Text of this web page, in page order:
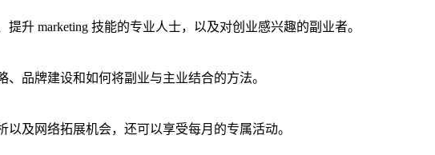
升 marketing 技能的专业人士，以及对创业感兴趣的副业者。
品牌建设和如何将副业与主业结合的方法。
及网络拓展机会，还可以享受每月的专属活动。